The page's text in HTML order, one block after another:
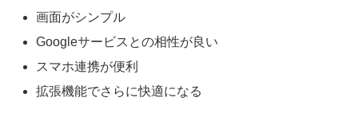
画面がシンプル
Googleサービスとの相性が良い
スマホ連携が便利
拡張機能でさらに快適になる